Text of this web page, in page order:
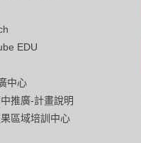
EDU
中心
推廣-計畫說明
區域培訓中心